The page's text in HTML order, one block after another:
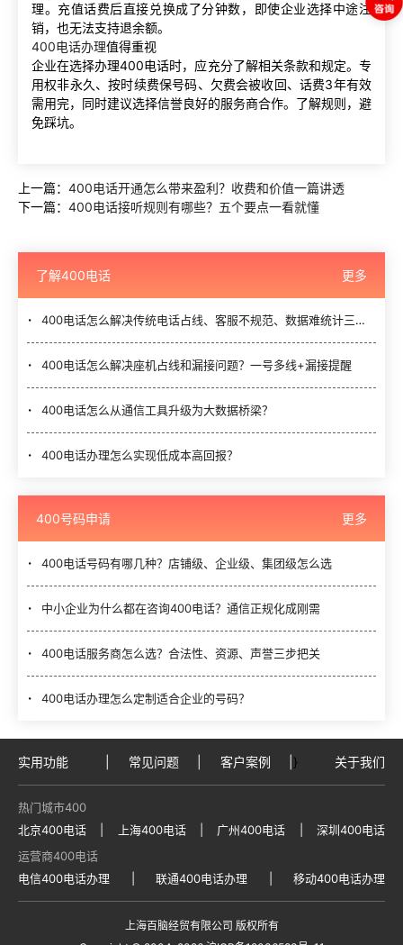
理。充值话费后直接兑换成了分钟数，即使企业选择中途注
销，也无法支持退余额。
400电话办理值得重视
企业在选择办理400电话时，应充分了解相关条款和规定。专
用权非永久、按时续费保号码、欠费会被收回、话费3年有效
需用完，同时建议选择信誉良好的服务商合作。了解规则，避
免踩坑。
上一篇： 400电话开通怎么带来盈利？收费和价值一篇讲透
下一篇： 400电话接听规则有哪些？五个要点一看就懂
了解400电话 更多
400电话怎么解决传统电话占线、客服不规范、数据难统计三大难题？
400电话怎么解决座机占线和漏接问题？一号多线+漏接提醒
400电话怎么从通信工具升级为大数据桥梁？
400电话办理怎么实现低成本高回报？
400号码申请 更多
400电话号码有哪几种？店铺级、企业级、集团级怎么选
中小企业为什么都在咨询400电话？通信正规化成刚需
400电话服务商怎么选？合法性、资源、声誉三步把关
400电话办理怎么定制适合企业的号码？
实用功能 常见问题 客户案例 } 关于我们
热门城市400
北京400电话
上海400电话 广州400电话
深圳400电话
运营商400电话
电信400电话办理
联通400电话办理 移动400电话办理
上海百脑经贸有限公司 版权所有